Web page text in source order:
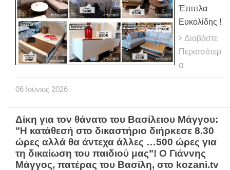
Έπιπλα
Ευκολίδης !
Διαβάστε
Περισσότερ
α
06 Ιούνιος 2026
Δίκη για τον θάνατο του Βασίλειου Μάγγου:
"Η κατάθεσή στο δικαστήριο διήρκεσε 8.30
ώρες αλλά θα άντεχα άλλες …500 ώρες για
τη δικαίωση του παιδιού μας"! Ο Γιάννης
Μάγγος, πατέρας του Βασίλη, στο kozani.tv